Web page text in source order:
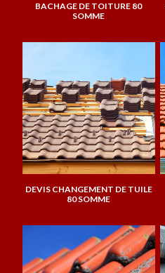
BACHAGE DE TOITURE 80
SOMME
DEVIS CHANGEMENT DE TUILE
80 SOMME